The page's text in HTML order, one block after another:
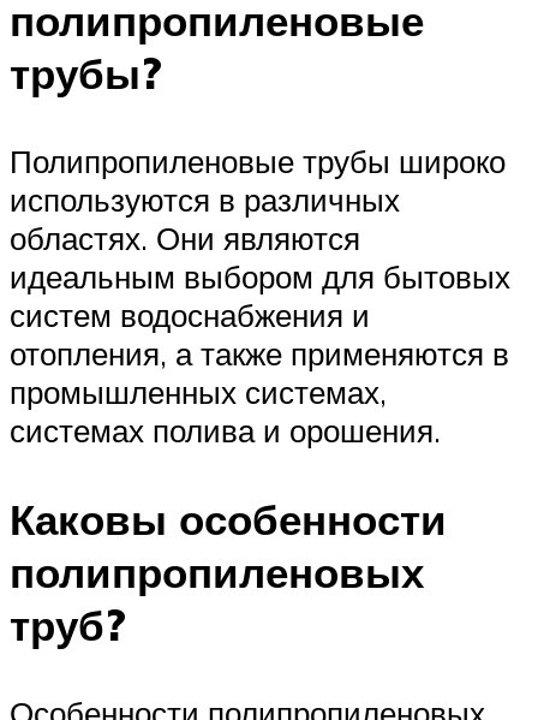
полипропиленовые
трубы?
Полипропиленовые трубы широко
используются в различных
областях. Они являются
идеальным выбором для бытовых
систем водоснабжения и
отопления, а также применяются в
промышленных системах,
системах полива и орошения.
Каковы особенности
полипропиленовых
труб?